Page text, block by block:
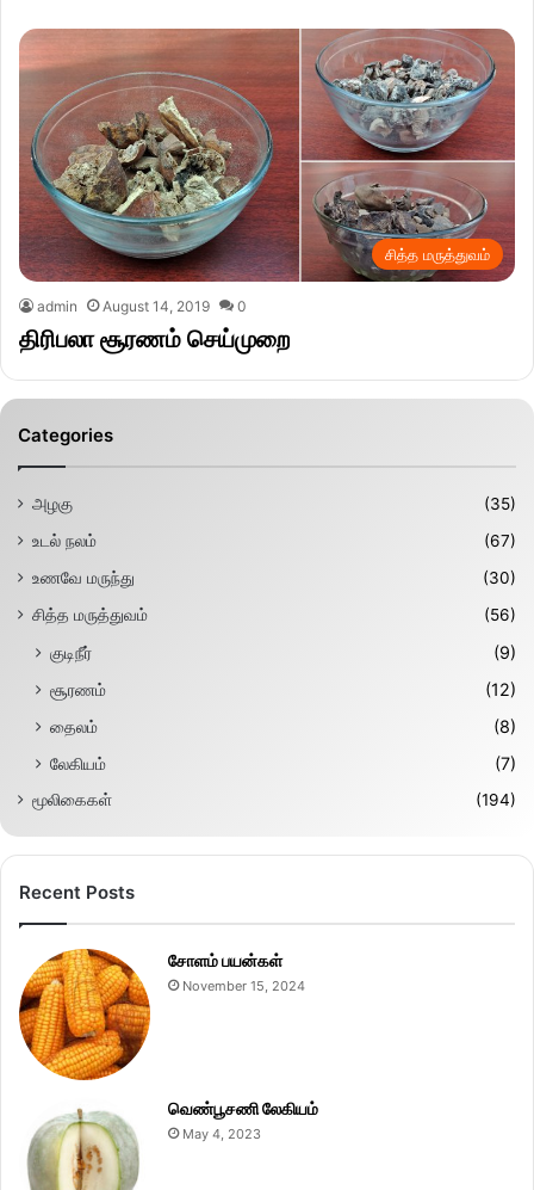
சித்த மருத்துவம்
admin August 14, 2019 0
திரிபலா சூரணம் செய்முறை
Categories
அழகு
(35)
உடல் நலம்
(67)
உணவே மருந்து
(30)
சித்த மருத்துவம்
(56)
குடிநீர்
(9)
சூரணம்
(12)
தைலம்
(8)
லேகியம்
(7)
மூலிகைகள் (194)
Recent Posts
சோளம் பயன்கள்
November 15, 2024
வெண்பூசணி லேகியம்
May 4, 2023